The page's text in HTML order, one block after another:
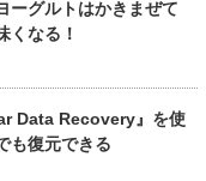
ーグルトはかきまぜて
くなる！
Data Recovery』を使
も復元できる